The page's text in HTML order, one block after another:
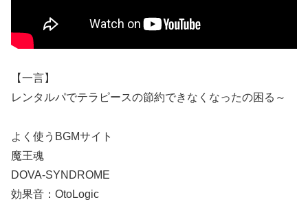
【一言】
レンタルパでテラピースの節約できなくなったの困る～
よく使うBGMサイト
魔王魂
DOVA-SYNDROME
効果音：OtoLogic